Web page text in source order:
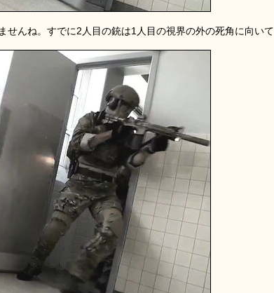
んね。すでに2人目の銃は1人目の視界の外の死角に向いて